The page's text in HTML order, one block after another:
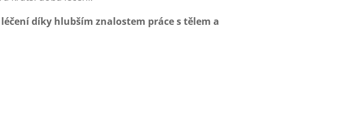
díky hlubším znalostem práce s tělem a